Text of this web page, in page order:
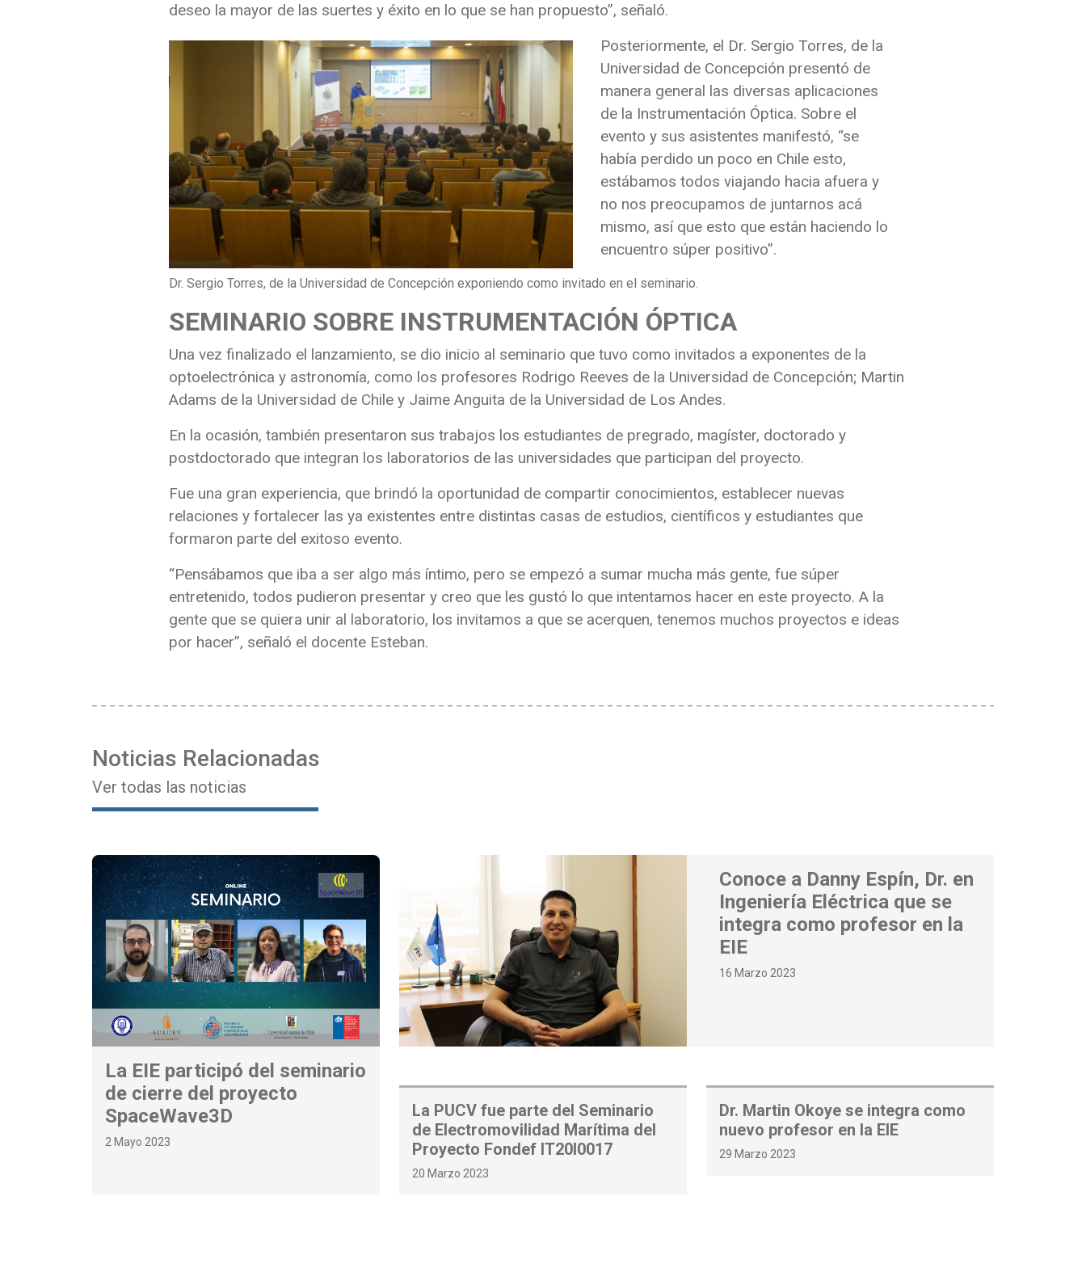
deseo la mayor de las suertes y éxito en lo que se han propuesto”, señaló.
Posteriormente, el Dr. Sergio Torres, de la
Universidad de Concepción presentó de
manera general las diversas aplicaciones
de la Instrumentación Óptica. Sobre el
evento y sus asistentes manifestó, “se
había perdido un poco en Chile esto,
estábamos todos viajando hacia afuera y
no nos preocupamos de juntarnos acá
mismo, así que esto que están haciendo lo
encuentro súper positivo”.
Dr. Sergio Torres, de la Universidad de Concepción exponiendo como invitado en el seminario.
SEMINARIO SOBRE INSTRUMENTACIÓN ÓPTICA
Una vez finalizado el lanzamiento, se dio inicio al seminario que tuvo como invitados a exponentes de la
optoelectrónica y astronomía, como los profesores Rodrigo Reeves de la Universidad de Concepción; Martin
Adams de la Universidad de Chile y Jaime Anguita de la Universidad de Los Andes.
En la ocasión, también presentaron sus trabajos los estudiantes de pregrado, magíster, doctorado y
postdoctorado que integran los laboratorios de las universidades que participan del proyecto.
Fue una gran experiencia, que brindó la oportunidad de compartir conocimientos, establecer nuevas
relaciones y fortalecer las ya existentes entre distintas casas de estudios, científicos y estudiantes que
formaron parte del exitoso evento.
“Pensábamos que iba a ser algo más íntimo, pero se empezó a sumar mucha más gente, fue súper
entretenido, todos pudieron presentar y creo que les gustó lo que intentamos hacer en este proyecto. A la
gente que se quiera unir al laboratorio, los invitamos a que se acerquen, tenemos muchos proyectos e ideas
por hacer”, señaló el docente Esteban.
Noticias Relacionadas
Ver todas las noticias
La EIE participó del seminario
de cierre del proyecto
SpaceWave3D
2 Mayo 2023
Conoce a Danny Espín, Dr. en
Ingeniería Eléctrica que se
integra como profesor en la
EIE
16 Marzo 2023
La PUCV fue parte del Seminario
de Electromovilidad Marítima del
Proyecto Fondef IT20I0017
20 Marzo 2023
Dr. Martin Okoye se integra como
nuevo profesor en la EIE
29 Marzo 2023